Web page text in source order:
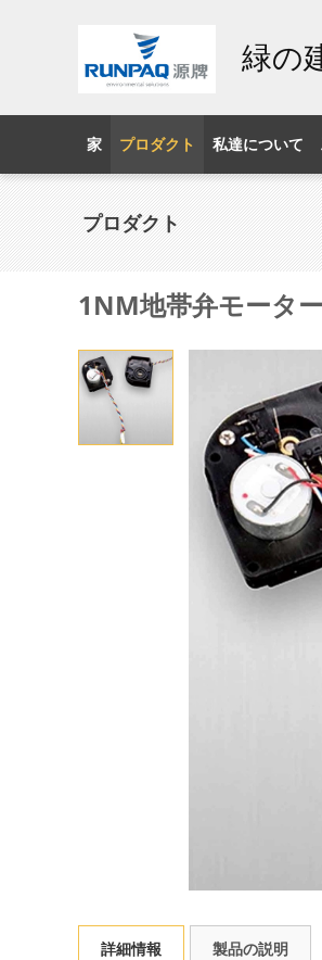
緑の
家 プロダクト 私達について
プロダクト
1NM地帯弁モータ
詳細情報 製品の説明